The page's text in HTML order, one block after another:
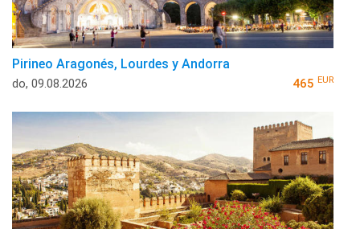
Pirineo Aragonés, Lourdes y Andorra
do, 09.08.2026 465 EUR